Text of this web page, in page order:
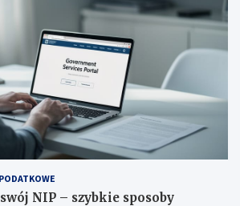
NIP – szybkie sposoby